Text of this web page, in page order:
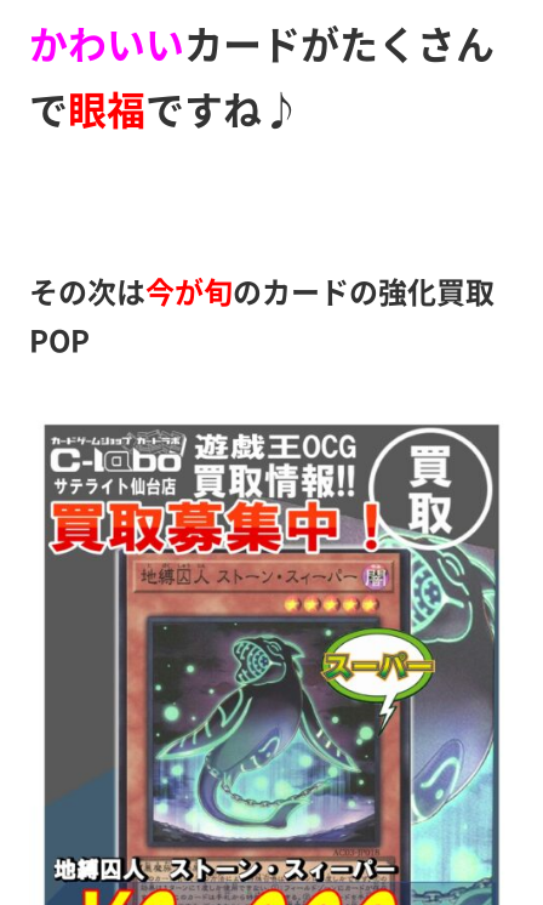
かわいいカードがたくさん
で眼福ですね♪
その次は今が旬のカードの強化買取
POP